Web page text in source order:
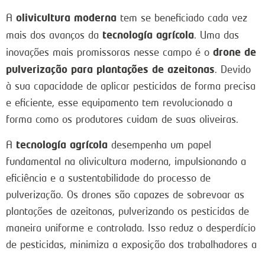
A olivicultura moderna tem se beneficiado cada vez
mais dos avanços da tecnología agrícola. Uma das
inovações mais promissoras nesse campo é o drone de
pulverização para plantações de azeitonas. Devido
à sua capacidade de aplicar pesticidas de forma precisa
e eficiente, esse equipamento tem revolucionado a
forma como os produtores cuidam de suas oliveiras.
A tecnología agrícola desempenha um papel
fundamental na olivicultura moderna, impulsionando a
eficiência e a sustentabilidade do processo de
pulverização. Os drones são capazes de sobrevoar as
plantações de azeitonas, pulverizando os pesticidas de
maneira uniforme e controlada. Isso reduz o desperdício
de pesticidas, minimiza a exposição dos trabalhadores a